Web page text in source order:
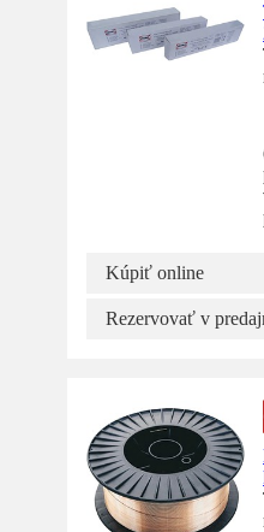
Kúpiť online
Rezervovať v